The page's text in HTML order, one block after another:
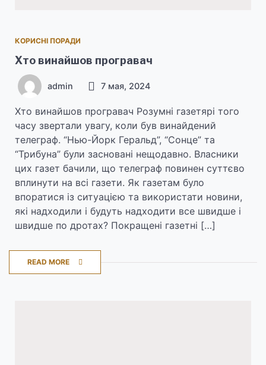
КОРИСНІ ПОРАДИ
Хто винайшов програвач
admin 7 мая, 2024
Хто винайшов програвач Розумні газетярі того
часу звертали увагу, коли був винайдений
телеграф. “Нью-Йорк Геральд”, “Сонце” та
“Трибуна” були засновані нещодавно. Власники
цих газет бачили, що телеграф повинен суттєво
вплинути на всі газети. Як газетам було
впоратися із ситуацією та використати новини,
які надходили і будуть надходити все швидше і
швидше по дротах? Покращені газетні […]
READ MORE